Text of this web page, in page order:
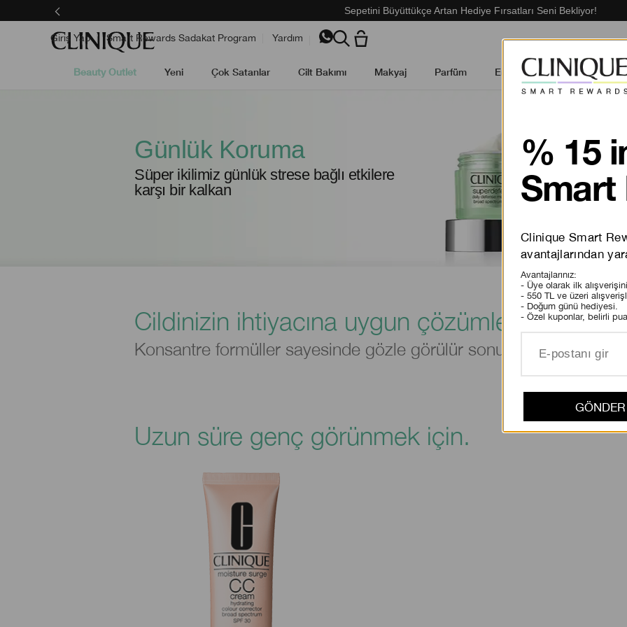
Sepetini Büyüttükçe Artan Hediye Fırsatları Seni Bekliyor!
Giriş Yap Smart Rewards Sadakat Program Yardım
Beauty Outlet Yeni Çok Satanlar Cilt Bakımı Makyaj Parfüm Erkek Cilt Bakımı
Günlük Koruma
Süper ikilimiz günlük strese bağlı etkilere
karşı bir kalkan
Cildinizin ihtiyacına uygun çözümleri için
Konsantre formüller sayesinde gözle görülür sonuçlar.
Uzun süre genç görünmek için.